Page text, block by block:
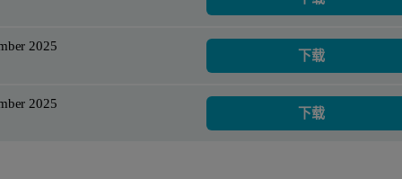
2025
下载
2025
下载